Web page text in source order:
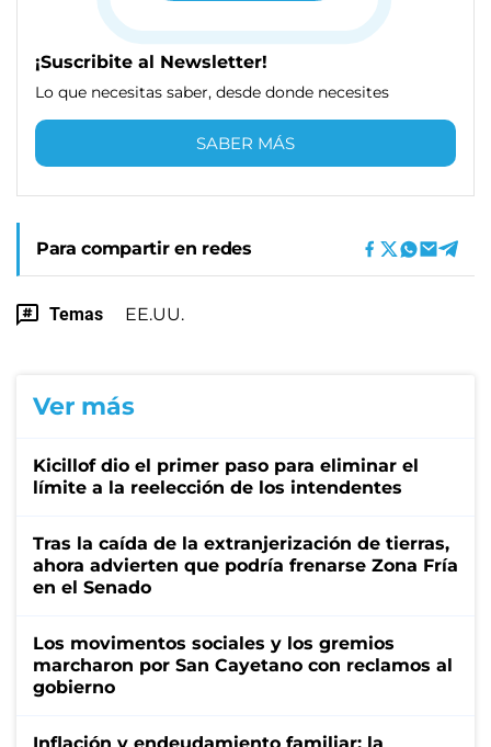
¡Suscribite al Newsletter!
Lo que necesitas saber, desde donde necesites
SABER MÁS
Para compartir en redes
Temas EE.UU.
Ver más
Kicillof dio el primer paso para eliminar el
límite a la reelección de los intendentes
Tras la caída de la extranjerización de tierras,
ahora advierten que podría frenarse Zona Fría
en el Senado
Los movimentos sociales y los gremios
marcharon por San Cayetano con reclamos al
gobierno